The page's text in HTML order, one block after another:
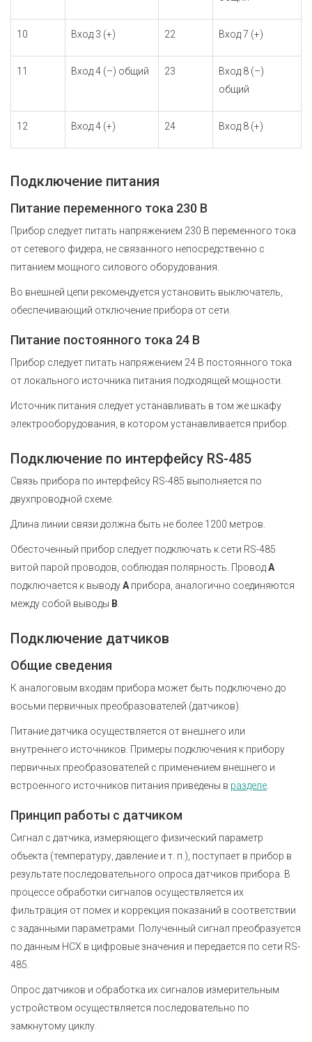
10 Вход 3 (+) 22 Вход 7 (+)
11 Вход 4 (–) общий 23
Вход 8 (–)
общий
12 Вход 4 (+) 24 Вход 8 (+)
Подключение питания
Питание переменного тока 230 В
Прибор следует питать напряжением 230 В переменного тока
от сетевого фидера, не связанного непосредственно с
питанием мощного силового оборудования.
Во внешней цепи рекомендуется установить выключатель,
обеспечивающий отключение прибора от сети.
Питание постоянного тока 24 В
Прибор следует питать напряжением 24 В постоянного тока
от локального источника питания подходящей мощности.
Источник питания следует устанавливать в том же шкафу
электрооборудования, в котором устанавливается прибор.
Подключение по интерфейсу RS-485
Связь прибора по интерфейсу RS-485 выполняется по
двухпроводной схеме.
Длина линии связи должна быть не более 1200 метров.
Обесточенный прибор следует подключать к сети RS-485
витой парой проводов, соблюдая полярность. ПроводА
подключается к выводуА прибора, аналогично соединяются
между собой выводы В
Подключение датчиков
Общие сведения
К аналоговым входам прибора может быть подключено до
восьми первичных преобразователей (датчиков).
Питание датчика осуществляется от внешнего или
внутреннего источников. Примеры подключения к прибору
первичных преобразователей с применением внешнего и
встроенного источников питания приведены в разделе
Принцип работы с датчиком
Сигнал с датчика, измеряющего физический параметр
объекта (температуру, давление и т. п.), поступает в прибор в
результате последовательного опроса датчиков прибора. В
процессе обработки сигналов осуществляется их
фильтрация от помех и коррекция показаний в соответствии
с заданными параметрами. Полученный сигнал преобразуется
по данным НСХ в цифровые значения и передается по сети RS-
485.
Опрос датчиков и обработка их сигналов измерительным
устройством осуществляется последовательно по
замкнутому циклу.